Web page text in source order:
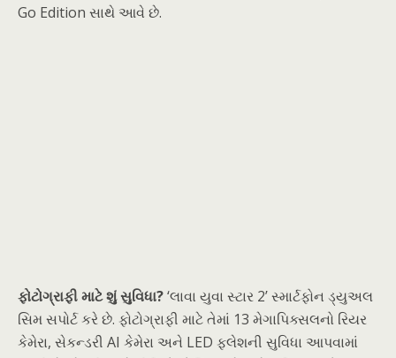
Go Edition સાથે આવે છે.
ફોટોગ્રાફી માટે શું સુવિધા?‘લાવા યુવા સ્ટાર 2’ સ્માર્ટફોન ડ્યુઅલ
સિમ સપોર્ટ કરે છે. ફોટોગ્રાફી માટે તેમાં 13 મેગાપિક્સલનો રિયર
કેમેરા, સેકન્ડરી AI કેમેરા અને LED ફ્લેશની સુવિધા આપવામાં